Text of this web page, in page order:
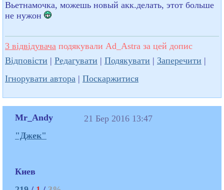
Вьетнамочка, можешь новый акк.делать, этот больше
не нужон
3 відвідувача подякували Ad_Astra за цей допис
Відповісти | Редагувати | Подякувати | Заперечити |
Ігнорувати автора | Поскаржитися
Mr_Andy
"Джек"
Киев
21 Бер 2016 13:47